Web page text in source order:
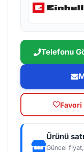
Telefonu
Favori
Ürünü
Güncel